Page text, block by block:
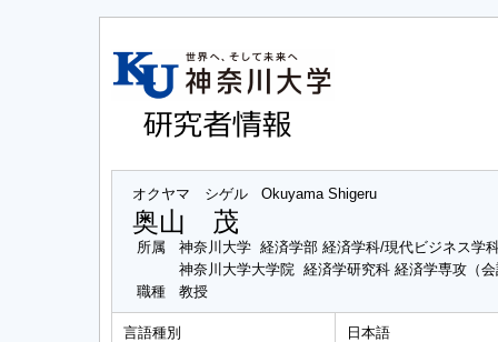
オクヤマ シゲル Okuyama Shigeru
奥山 茂
所属
神奈川大学 経済学部 経済学科/現代ビジネス学
神奈川大学大学院 経済学研究科 経済学専攻（
職種
教授
言語種別 日本語